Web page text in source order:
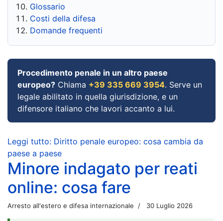
Glossario
Costi della difesa
Domande frequenti
Procedimento penale in un altro paese
europeo? Chiama +39 335 669 3954. Serve un
legale abilitato in quella giurisdizione, e un
difensore italiano che lavori accanto a lui.
Leggi tutto: Diritto penale europeo: cosa cambia da
paese a paese
Minore indagato per reati
online: cosa fare
Arresto all'estero e difesa internazionale 30 Luglio 2026